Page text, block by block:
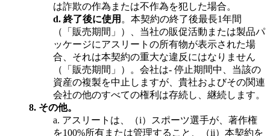
は詐欺の作為または不作為を犯した場合。
d. 終了後に使用 。本契約の終了後最長1年間
（「販売期間」）、当社の販促活動または製品パ
ッケージにアスリートの所有物が表示された場
合、それは本契約の重大な違反にはなりません
（「販売期間」）。会社は- 停止期間中、当該の
資産の複製を中止しますが、貴社およびその関連
会社の他のすべての権利は存続し、継続します。
8. その他。
a. アスリートは、（i）スポーツ選手が、著作権
を100%所有または管理すること、（ii）本契約を